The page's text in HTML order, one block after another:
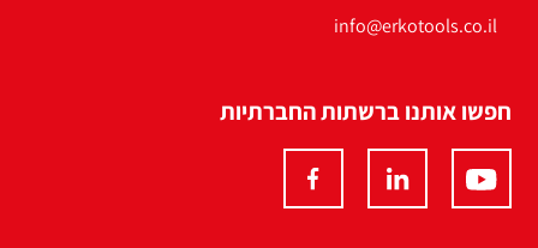
info@erkotools.co.il
חפשו אותנו ברשתות החברתיות